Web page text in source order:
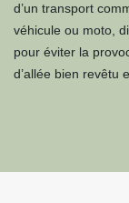
d’un transport
véhicule ou moto,
pour éviter la
d’allée bien revêtu